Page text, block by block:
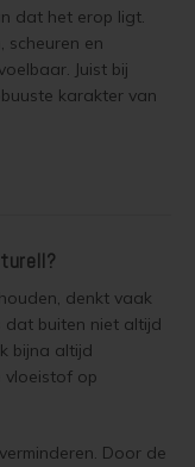
dat het erop ligt.
scheuren en
Juist bij
karakter van
denkt vaak
dat buiten niet altijd
bijna altijd
vloeistof op
Door de